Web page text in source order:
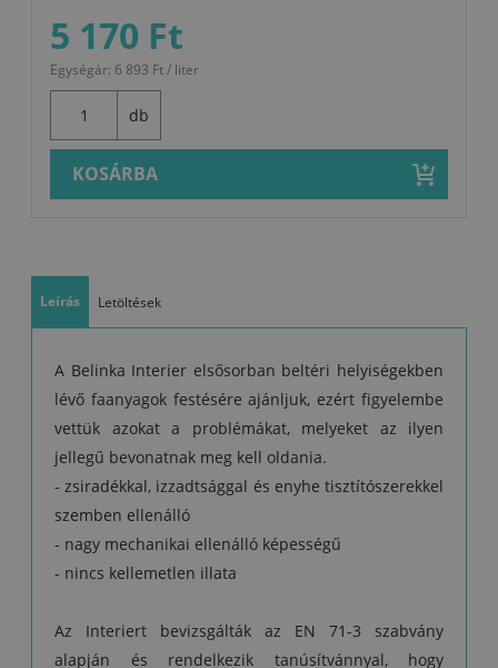
Összetétel: akrilgyanták, vízlepergető anyagok, fénnyel szemben
ellenálló pigmentek, adalékanyagok és víz
Felhordási rétegek száma: 2
Kiadósság: egy liter lazúr kétrétegű felhordással 8–10 m2 faanyag
átkenésére elegendő, ami a fa fajtájától, megmunkálásától és a
felhordás módjától függ
Száradás: 3–4 óra, a következő réteget 4 óra múlva visszük fel
(normális feltételek mellett)
5 170 Ft
Egységár: 6 893 Ft / liter
db
KOSÁRBA
Leírás Letöltések
A Belinka Interier elsősorban beltéri helyiségekben
lévő faanyagok festésére ajánljuk, ezért figyelembe
vettük azokat a problémákat, melyeket az ilyen
jellegű bevonatnak meg kell oldania.
- zsiradékkal, izzadtsággal és enyhe tisztítószerekkel
szemben ellenálló
- nagy mechanikai ellenálló képességű
- nincs kellemetlen illata
Az Interiert bevizsgálták az EN 71-3 szabvány
alapján és rendelkezik tanúsítvánnyal, hogy